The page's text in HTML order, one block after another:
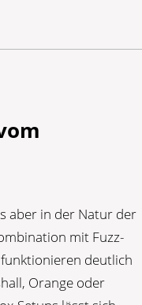
aber in der Natur der
mit Fuzz-
deutlich
Orange oder